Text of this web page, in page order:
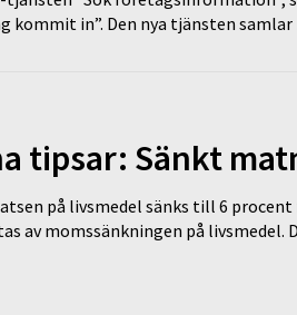
kommit in”. Den nya tjänsten
tipsar: Sänkt
på livsmedel sänks till 6
av momssänkningen på livsmedel.